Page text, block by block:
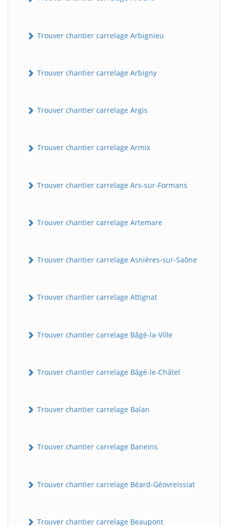
Trouver chantier carrelage Arbignieu
Trouver chantier carrelage Arbigny
Trouver chantier carrelage Argis
Trouver chantier carrelage Armix
Trouver chantier carrelage Ars-sur-Formans
Trouver chantier carrelage Artemare
Trouver chantier carrelage Asnières-sur-Saône
Trouver chantier carrelage Attignat
Trouver chantier carrelage Bâgé-la-Ville
Trouver chantier carrelage Bâgé-le-Châtel
Trouver chantier carrelage Balan
Trouver chantier carrelage Baneins
Trouver chantier carrelage Béard-Géovreissiat
Trouver chantier carrelage Beaupont